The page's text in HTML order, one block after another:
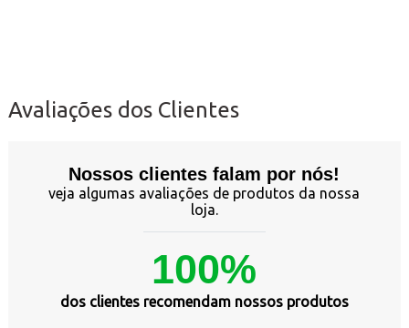
Avaliações dos Clientes
Nossos clientes falam por nós!
veja algumas avaliações de produtos da nossa
loja.
100%
dos clientes recomendam nossos produtos